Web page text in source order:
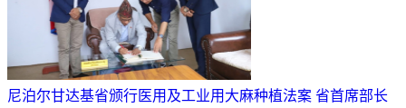
尼泊尔甘达基省颁行医用及工业用大麻种植法案 省首席部长